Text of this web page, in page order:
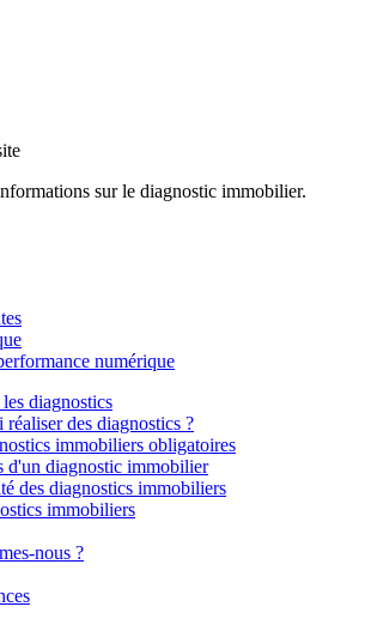
sur le diagnostic immobilier.
numérique
diagnostics
réaliser des diagnostics ?
immobiliers obligatoires
d'un diagnostic immobilier
des diagnostics immobiliers
immobiliers
nous ?